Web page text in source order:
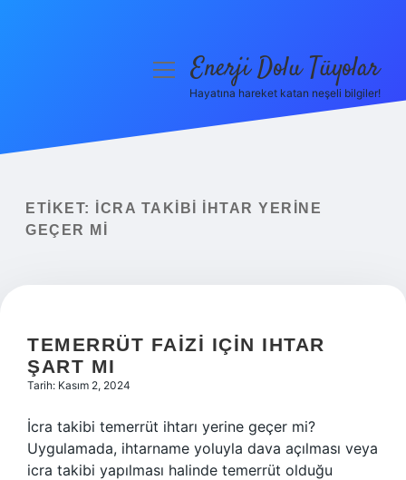
Yasal Uyarı
menüyüEnerji Dolu Tüyolar
Hayatına hareket katan neşeli bilgiler!
ETIKET:
İCRA TAKIBI IHTAR YERINE
GEÇER MI
TEMERRÜT FAIZI IÇIN IHTAR
ŞART MI
Tarih: Kasım 2, 2024
İcra takibi temerrüt ihtarı yerine geçer mi?
Uygulamada, ihtarname yoluyla dava açılması veya
icra takibi yapılması halinde temerrüt olduğu